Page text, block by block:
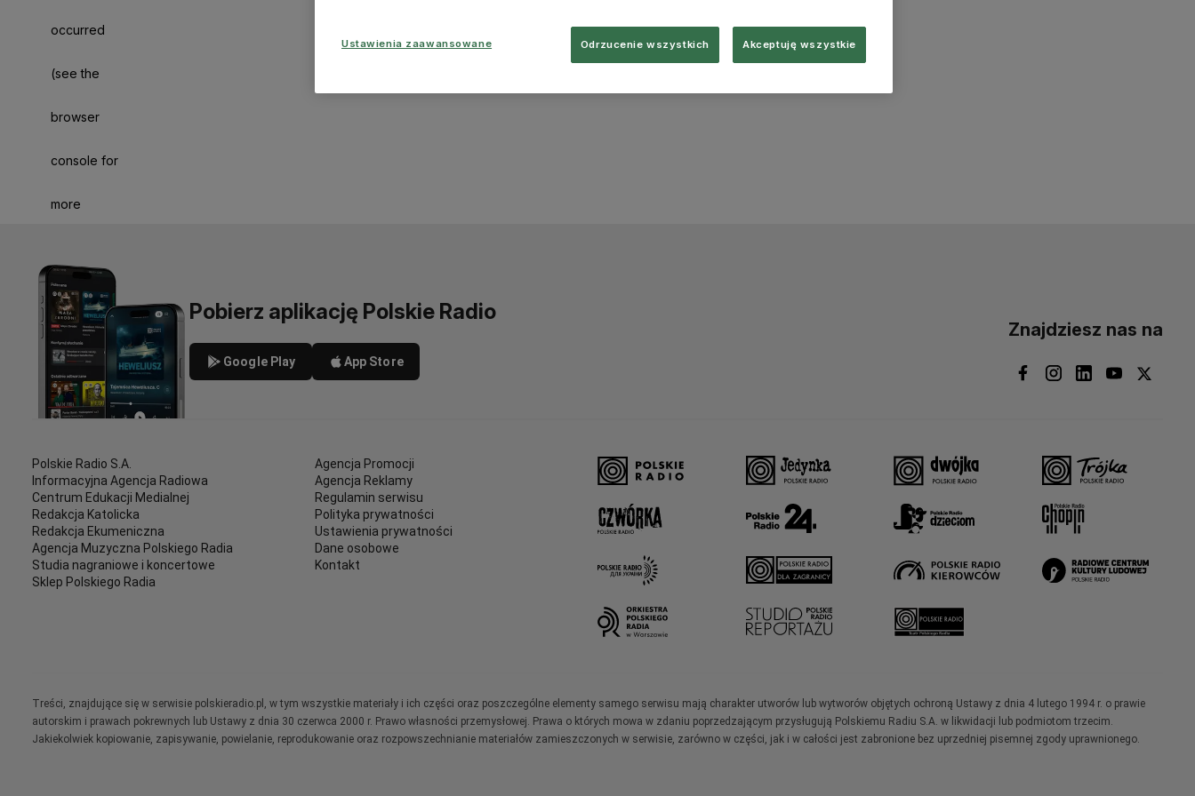
occurred
(see the
browser
console for
more
Pobierz aplikację Polskie Radio
Google Play App Store
Znajdziesz nas na
Polskie Radio S.A.
Informacyjna Agencja Radiowa
Centrum Edukacji Medialnej
Redakcja Katolicka
Redakcja Ekumeniczna
Agencja Muzyczna Polskiego Radia
Studia nagraniowe i koncertowe
Sklep Polskiego Radia
Agencja Promocji
Agencja Reklamy
Regulamin serwisu
Polityka prywatności
Ustawienia prywatności
Dane osobowe
Kontakt
Treści, znajdujące się w serwisie polskieradio.pl, w tym wszystkie materiały i ich części oraz poszczególne elementy samego serwisu mają charakter utworów lub wytworów objętych ochroną Ustawy z dnia 4 lutego 1994 r. o prawie
autorskim i prawach pokrewnych lub Ustawy z dnia 30 czerwca 2000 r. Prawo własności przemysłowej. Prawa o których mowa w zdaniu poprzedzającym przysługują Polskiemu Radiu S.A. w likwidacji lub podmiotom trzecim.
Jakiekolwiek kopiowanie, zapisywanie, powielanie, reprodukowanie oraz rozpowszechnianie materiałów zamieszczonych w serwisie, zarówno w części, jak i w całości jest zabronione bez uprzedniej pisemnej zgody uprawnionego.
Ustawienia zaawansowane Odrzucenie wszystkich Akceptuję wszystkie